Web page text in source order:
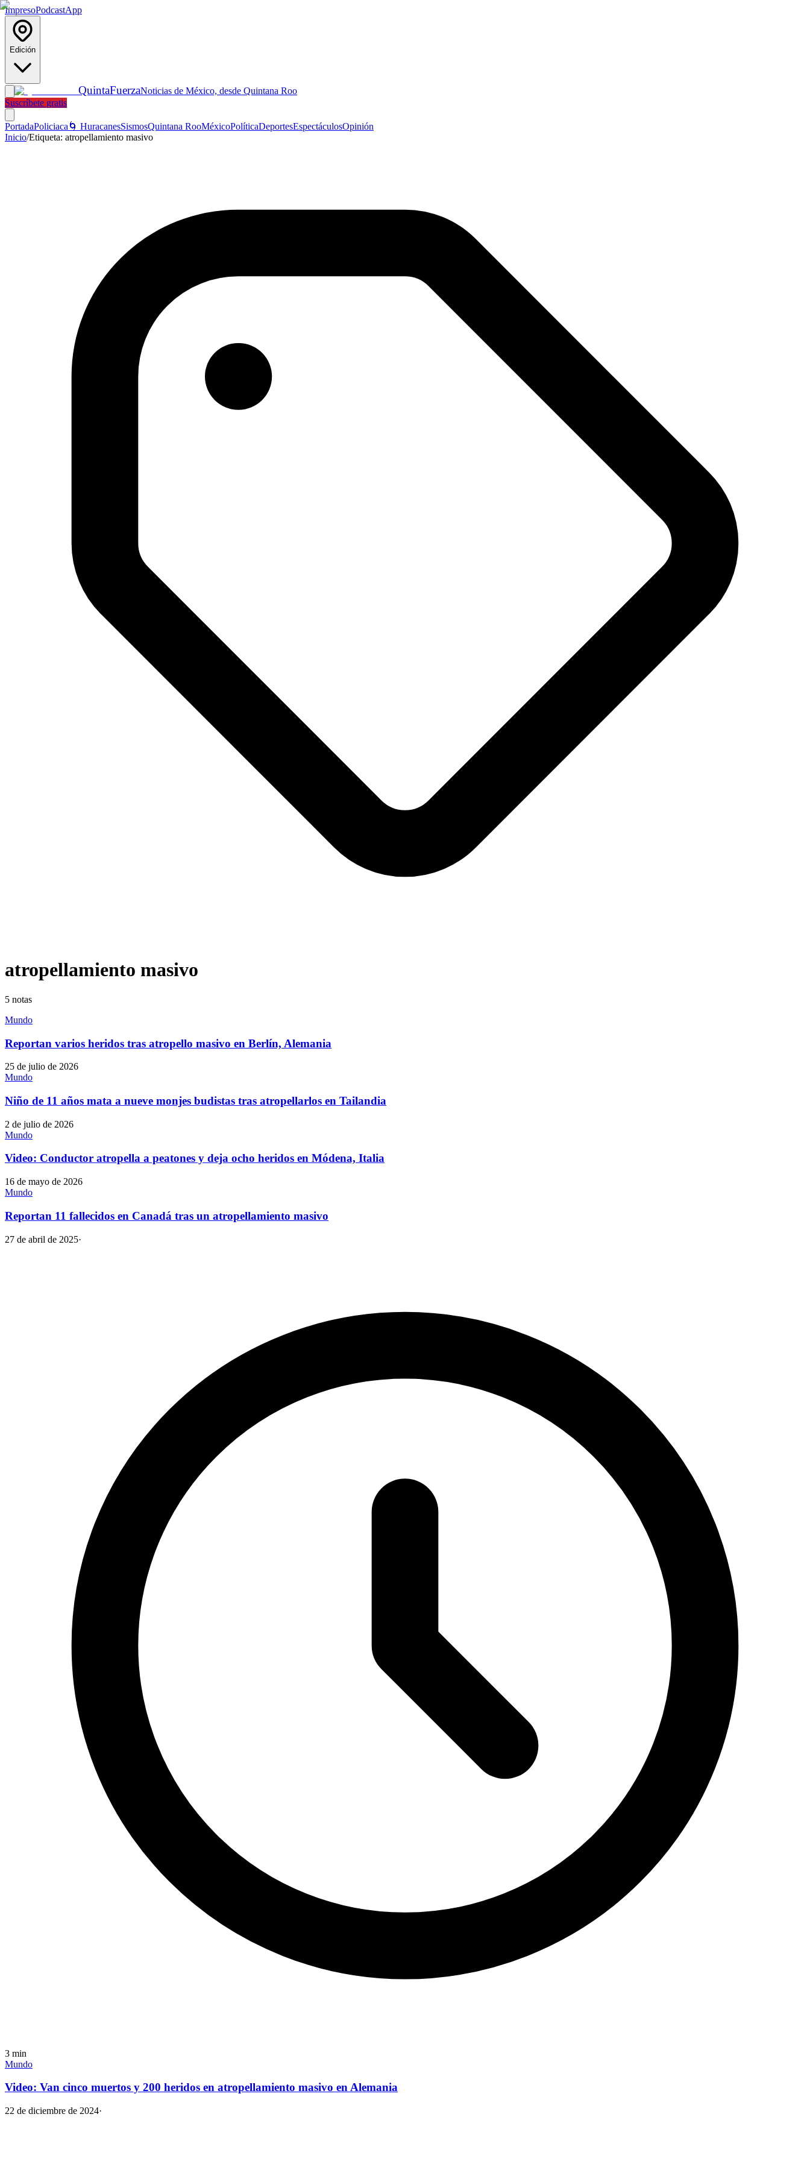
ImpresoPodcastApp
Edición
QuintaFuerzaNoticias de México, desde Quintana Roo
Suscríbete gratis
PortadaPoliciaca 🌀 HuracanesSismosQuintana RooMéxicoPolíticaDeportesEspectáculosOpinión
Inicio/Etiqueta: atropellamiento masivo
atropellamiento masivo
5 notas
Mundo
Reportan varios heridos tras atropello masivo en Berlín, Alemania
25 de julio de 2026
Mundo
Niño de 11 años mata a nueve monjes budistas tras atropellarlos en Tailandia
2 de julio de 2026
Mundo
Video: Conductor atropella a peatones y deja ocho heridos en Módena, Italia
16 de mayo de 2026
Mundo
Reportan 11 fallecidos en Canadá tras un atropellamiento masivo
27 de abril de 2025·
3 min
Mundo
Video: Van cinco muertos y 200 heridos en atropellamiento masivo en Alemania
22 de diciembre de 2024·